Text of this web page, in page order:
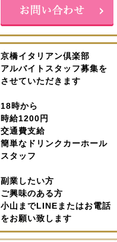
京橋イタリアン倶楽部
アルバイトスタッフ募集を
させていただきます
18時から
時給1200円
交通費支給
簡単なドリンクカーホール
スタッフ
副業したい方
ご興味のある方
小山までLINEまたはお電話
をお願い致します